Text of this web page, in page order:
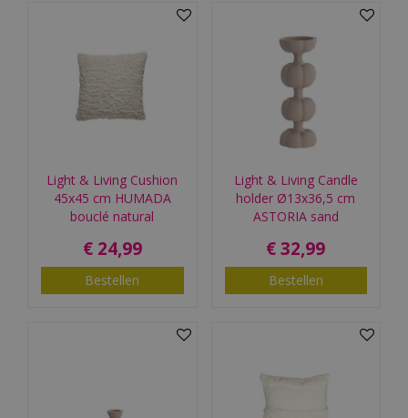
Light & Living Cushion
45x45 cm HUMADA
bouclé natural
€ 24,99
Bestellen
Light & Living Candle
holder Ø13x36,5 cm
ASTORIA sand
€ 32,99
Bestellen